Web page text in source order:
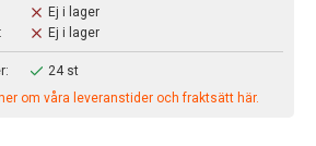
Ej i lager
Ej i lager
24 st
om våra leveranstider och fraktsätt här.